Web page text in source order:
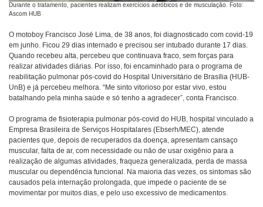
Durante o tratamento, pacientes realizam exercícios aeróbicos e de musculação. Foto:
Ascom HUB
O motoboy Francisco José Lima, de 38 anos, foi diagnosticado com covid-19
em junho. Ficou 29 dias internado e precisou ser intubado durante 17 dias.
Quando recebeu alta, percebeu que continuava fraco, sem forças para
realizar atividades diárias. Por isso, foi encaminhado para o programa de
reabilitação pulmonar pós-covid do Hospital Universitário de Brasília (HUB-
UnB) e já percebeu melhora. “Me sinto vitorioso por estar vivo, estou
batalhando pela minha saúde e só tenho a agradecer”, conta Francisco.
O programa de fisioterapia pulmonar pós-covid do HUB, hospital vinculado a
Empresa Brasileira de Serviços Hospitalares (Ebserh/MEC), atende
pacientes que, depois de recuperados da doença, apresentam cansaço
muscular, falta de ar, com necessidade ou não de usar oxigênio para a
realização de algumas atividades, fraqueza generalizada, perda de massa
muscular ou dependência funcional. Na maioria das vezes, os sintomas são
causados pela internação prolongada, que impede o paciente de se
movimentar por muitos dias, e pelo uso excessivo de medicamentos.